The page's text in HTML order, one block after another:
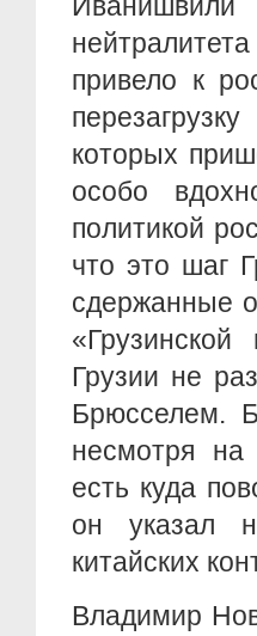
привело к
которых
особо
политикой
что это шаг
сдержанные
Грузии не
Брюсселем.
несмотря
есть куда
он указал
китайских
Владимир